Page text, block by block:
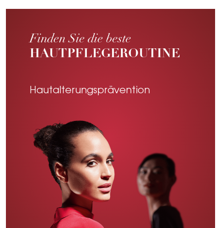
Finden Sie die beste
HAUTPFLEGEROUTINE
Hautalterungsprävention